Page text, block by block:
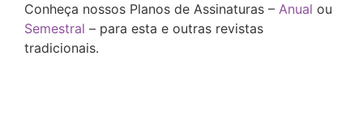
Conheça nossos Planos de Assinaturas – Anual ou
Semestral – para esta e outras revistas
tradicionais.